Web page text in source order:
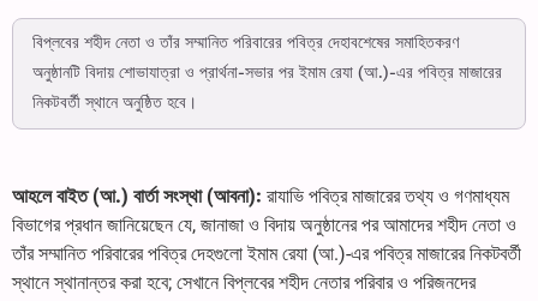
বিপ্লবের শহীদ নেতা ও তাঁর সম্মানিত পরিবারের পবিত্র দেহাবশেষের সমাহিতকরণ
অনুষ্ঠানটি বিদায় শোভাযাত্রা ও প্রার্থনা-সভার পর ইমাম রেযা (আ.)-এর পবিত্র মাজারের
নিকটবর্তী স্থানে অনুষ্ঠিত হবে।
আহলে বাইত (আ.) বার্তা সংস্থা (আবনা): রাযাভি পবিত্র মাজারের তথ্য ও গণমাধ্যম
বিভাগের প্রধান জানিয়েছেন যে, জানাজা ও বিদায় অনুষ্ঠানের পর আমাদের শহীদ নেতা ও
তাঁর সম্মানিত পরিবারের পবিত্র দেহগুলো ইমাম রেযা (আ.)-এর পবিত্র মাজারের নিকটবর্তী
স্থানে স্থানান্তর করা হবে; সেখানে বিপ্লবের শহীদ নেতার পরিবার ও পরিজনদের